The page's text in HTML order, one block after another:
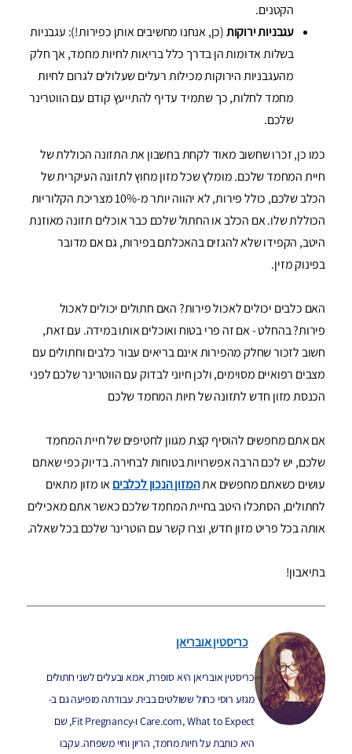
הקטנים.
עגבניות ירוקות(כן, אנחנו מחשיבים אותן כפירות!): עגבניות
בשלות אדומות הן בדרך כלל בריאות לחיות מחמד, אך חלק
מהעגבניות הירוקות מכילות רעלים שעלולים לגרום לחיות
מחמד לחלות, כך שתמיד עדיף להתייעץ קודם עם הווטרינר
שלכם.
כמו כן, זכרו שחשוב מאוד לקחת בחשבון את התזונה הכוללת של
חיית המחמד שלכם. מומלץ שכל מזון מחוץ לתזונה העיקרית של
הכלב שלכם, כולל פירות, לא יהווה יותר מ-10% מצריכת הקלוריות
הכוללת שלו. אם הכלב או החתול שלכם כבר אוכלים תזונה מאוזנת
היטב, הקפידו שלא להגזים בהאכלתם בפירות, גם אם מדובר
בפינוק מזין.
האם כלבים יכולים לאכול פירות? האם חתולים יכולים לאכול
פירות? בהחלט - אם זה פרי בטוח ואוכלים אותו במידה. עם זאת,
חשוב לזכור שחלק מהפירות אינם בריאים עבור כלבים וחתולים עם
מצבים רפואיים מסוימים, ולכן חיוני לבדוק עם הווטרינר שלכם לפני
הכנסת מזון חדש לתזונה של חיות המחמד שלכם
אם אתם מחפשים להוסיף קצת מגוון לחטיפים של חיית המחמד
שלכם, יש לכם הרבה אפשרויות בטוחות לבחירה. בדיוק כפי שאתם
עושים כשאתם מחפשים אתהמזון הנכון לכלביםאו מזון מתאים
לחתולים, הסתכלו היטב בחיית המחמד שלכם כאשר אתם מאכילים
אותה בכל פריט מזון חדש, וצרו קשר עם הוטרינר שלכם בכל שאלה.
בתיאבון!
כריסטין אובריאן
כריסטין אובריאן היא סופרת, אמא ובעלים לשני חתולים
מגזע רוסי כחול ששולטים בבית. עבודתה מופיעה גם ב-
Care.com, What to Expect ו-Fit Pregnancy, שם
היא כותבת על חיות מחמד, הריון וחיי משפחה. עקבו